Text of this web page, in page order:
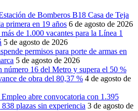
de Bomberos B18 Casa de Teja
primera en 19 años 6 de agosto de 2026
de 1.000 vacantes para la Línea 1
5 de agosto de 2026
permisos para porte de armas en
5 de agosto de 2026
número 16 del Metro y supera el 50 %
de obra del 80,37 % 4 de agosto de
abre convocatoria con 1.395
plazas sin experiencia 3 de agosto de